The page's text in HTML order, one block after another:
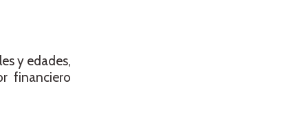
y edades,
financiero